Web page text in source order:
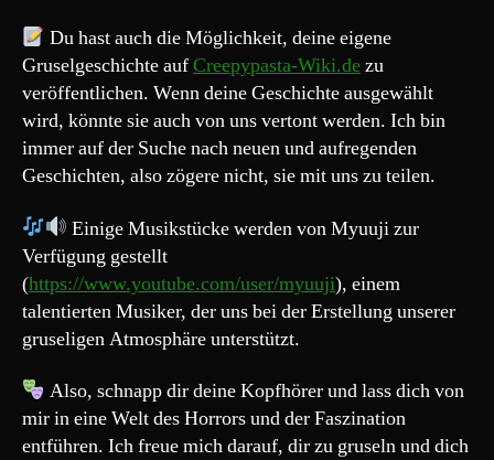
Du hast auch die Möglichkeit, deine eigene
Gruselgeschichte aufCreepypasta-Wiki.dezu
veröffentlichen. Wenn deine Geschichte ausgewählt
wird, könnte sie auch von uns vertont werden. Ich bin
immer auf der Suche nach neuen und aufregenden
Geschichten, also zögere nicht, sie mit uns zu teilen.
Einige Musikstücke werden von Myuuji zur
Verfügung gestellt
(https://www.youtube.com/user/myuuji), einem
talentierten Musiker, der uns bei der Erstellung unserer
gruseligen Atmosphäre unterstützt.
Also, schnapp dir deine Kopfhörer und lass dich von
mir in eine Welt des Horrors und der Faszination
entführen. Ich freue mich darauf, dir zu gruseln und dich